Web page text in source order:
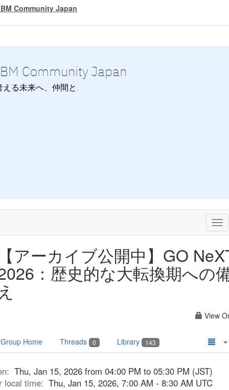
Community Japan
Community Japan
える未来へ、仲間と.
アーカイブ公開中】GO
：歴史的な大転換期への
View
Group Home Threads 0 Library 143
Thu, Jan 15, 2026 from 04:00 PM to 05:30 PM (JST)
local time: Thu, Jan 15, 2026, 7:00 AM - 8:30 AM UTC